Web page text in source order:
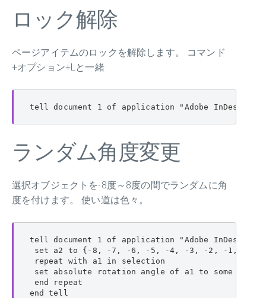
ロック解除
ページアイテムのロックを解除します。 コマンド
+オプション+Lと一緒
tell document 1 of application "Adobe InDesign
ランダム角度変更
選択オブジェクトを-8度～8度の間でランダムに角
度を付けます。 使い道は色々。
tell document 1 of application "Adobe InDesign
set a2 to {-8, -7, -6, -5, -4, -3, -2, -1, 1,
repeat with a1 in selection
set absolute rotation angle of a1 to some item
end repeat
end tell